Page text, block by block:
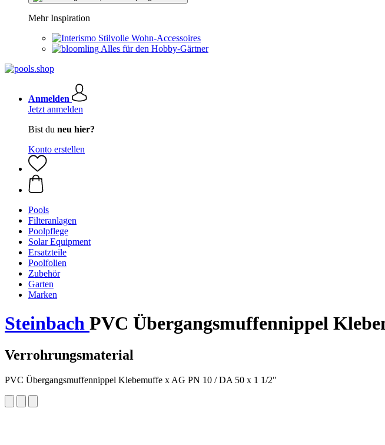
Mehr Inspiration
Stilvolle Wohn-Accessoires
Alles für den Hobby-Gärtner
Anmelden
Jetzt anmelden
Bist du neu hier?
Konto erstellen
Pools
Filteranlagen
Poolpflege
Solar Equipment
Ersatzteile
Poolfolien
Zubehör
Garten
Marken
Steinbach PVC Übergangsmuffennippel
Verrohrungsmaterial
PVC Übergangsmuffennippel Klebemuffe x AG PN 10 / DA 50 x 1 1/2"